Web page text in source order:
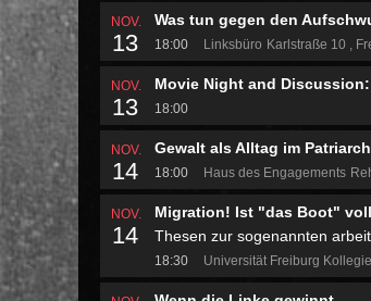
NOV.
13
Was tun gegen den
18:00 Linksbüro Karlstraße 10
NOV.
13
Movie Night and
18:00
NOV.
14
Gewalt als Alltag im
18:00 Haus des Engagements
NOV.
14
Migration! Ist "das Boot"
Thesen zur sogenannten
18:30 Universität Freiburg